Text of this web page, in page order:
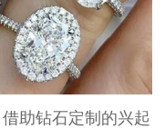
助钻石定制的兴起